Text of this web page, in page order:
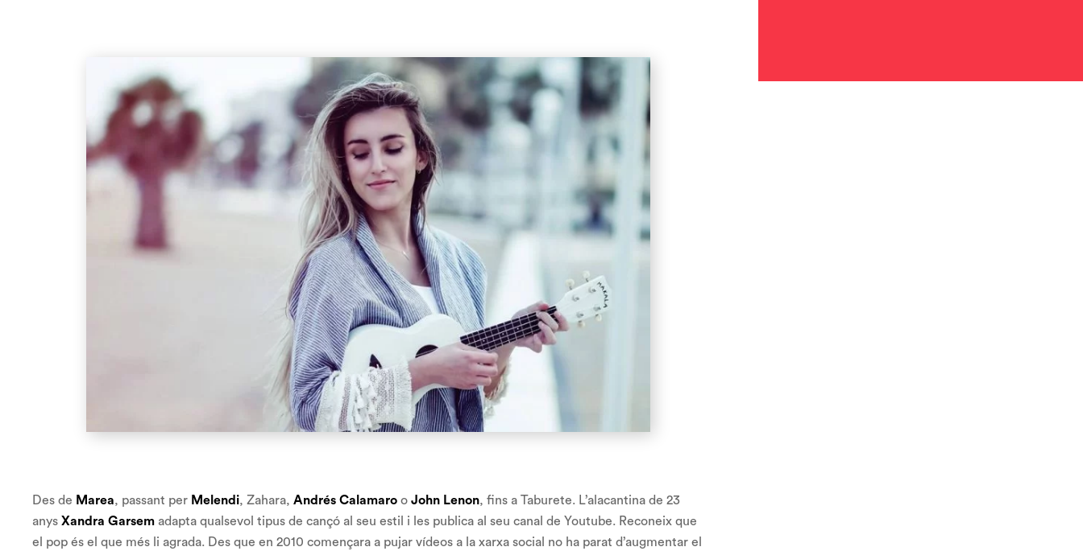
Des de Marea, passant per Melendi, Zahara, Andrés Calamaro o John Lenon, fins a Taburete. L’alacantina de 23
anys Xandra Garsem adapta qualsevol tipus de cançó al seu estil i les publica al seu canal de Youtube. Reconeix que
el pop és el que més li agrada. Des que en 2010 començara a pujar vídeos a la xarxa social no ha parat d’augmentar el